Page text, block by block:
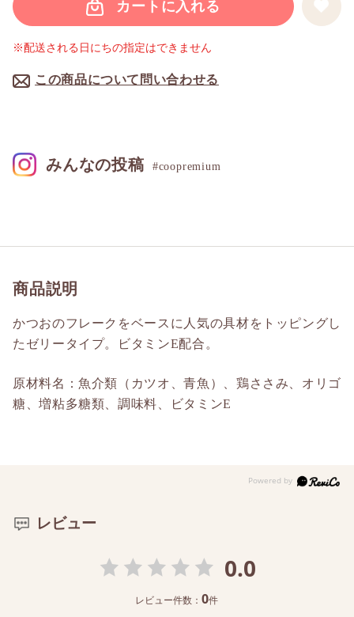
カートに入れる
この商品について問い合わせる
※配送される日にちの指定はできません
商品説明
かつおのフレークをベースに人気の具材をトッピングし
たゼリータイプ。ビタミンE配合。
原材料名：魚介類（カツオ、青魚）、鶏ささみ、オリゴ
糖、増粘多糖類、調味料、ビタミンE
みんなの投稿 #coopremium
レビュー
0.0
レビュー件数：0件